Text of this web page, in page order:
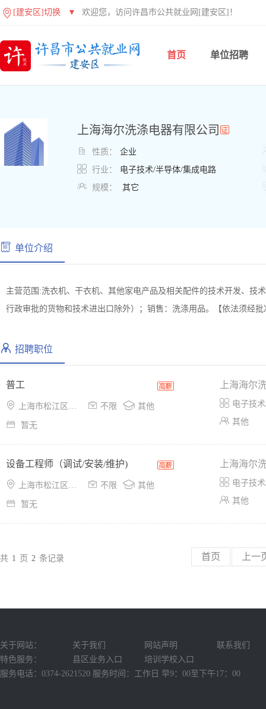
[建安区]切换 ▼ 欢迎您，访问许昌市公共就业网[建安区]！
首页 单位招聘
上海海尔洗涤电器有限公司
 性质： 企业
 行业： 电子技术/半导体/集成电路
 规模： 其它
单位介绍
主营范围:洗衣机、干衣机、其他家电产品及相关配件的技术开发、技
行政审批的货物和技术进出口除外）；销售：洗涤用品。【依法须经
招聘职位
普工
 上海市松江区石湖荡镇双金路751弄1、2、3号  不限  其他
 暂无
上海海尔
 电子技
 其他
设备工程师（调试/安装/维护)
 上海市松江区石湖荡镇双金路751弄1、2、3号  不限  其他
 暂无
上海海尔
 电子技
 其他
共 1 页 2 条记录 首页 上一
关于网站： 关于我们 网站声明
联系我们
特色服务：
县区业务入口
培训学校入口
服务电话：0374-2621520 服务时间：工作日 早9：00至下午17：00